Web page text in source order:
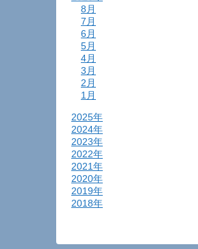
8月
7月
6月
5月
4月
3月
2月
1月
2025年
2024年
2023年
2022年
2021年
2020年
2019年
2018年